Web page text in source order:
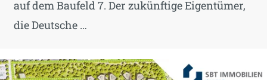
auf dem Baufeld 7. Der zukünftige Eigentümer,
die Deutsche …